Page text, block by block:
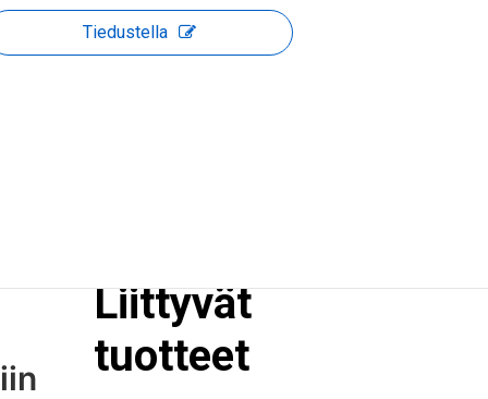
Tiedustella
Liittyvät
tuotteet
YAG-laserpeiliitti
Hopeapäällysteiset peilit